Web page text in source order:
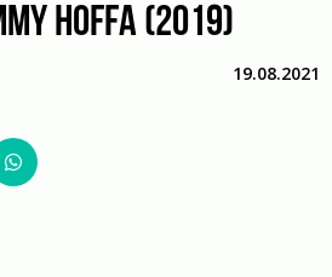
HOFFA (2019)
19.08.2021